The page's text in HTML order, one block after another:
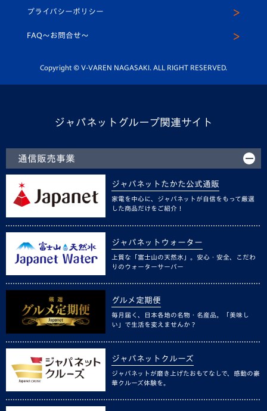
平和祈念活動
ホームタウン活動
スクール
公式LINE＠
プライバシーポリシー
FAQ〜お問合せ〜
Copyright © V-VAREN NAGASAKI. ALL RIGHT RESERVED.
ジャパネットグループ関連サイト
通信販売事業
ジャパネットたかた公式通販
家電を中心に、ジャパネットが自信をもって厳選
した商品だけをご紹介！
ジャパネットウォーター
上質な「富士山の天然水」。安心・安全、こだわ
りのウォーターサーバー
グルメ定期便
毎月届く、日本各地の名物・名産品。「美味し
い」で生活を変えませんか？
ジャパネットクルーズ
ジャパネットが磨き上げたおもてなしで、感動の豪
華クルーズ体験を。